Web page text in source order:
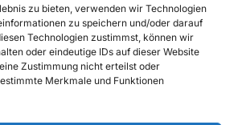
zu bieten, verwenden wir Technologien
zu speichern und/oder darauf
Technologien zustimmst, können wir
oder eindeutige IDs auf dieser Website
Zustimmung nicht erteilst oder
Merkmale und Funktionen